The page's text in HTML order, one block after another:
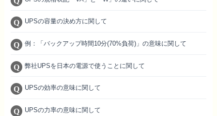
UPSの容量の決め方に関して
例：「バックアップ時間10分(70%負荷)」の意味に関して
弊社UPSを日本の電源で使うことに関して
UPSの効率の意味に関して
UPSの力率の意味に関して